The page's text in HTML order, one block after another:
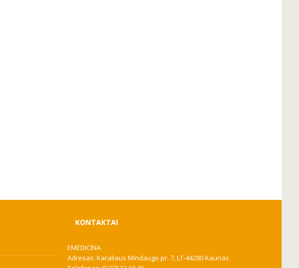
KONTAKTAI
EMEDICINA
Adresas: Karaliaus Mindaugo pr. 7, LT-44280 Kaunas